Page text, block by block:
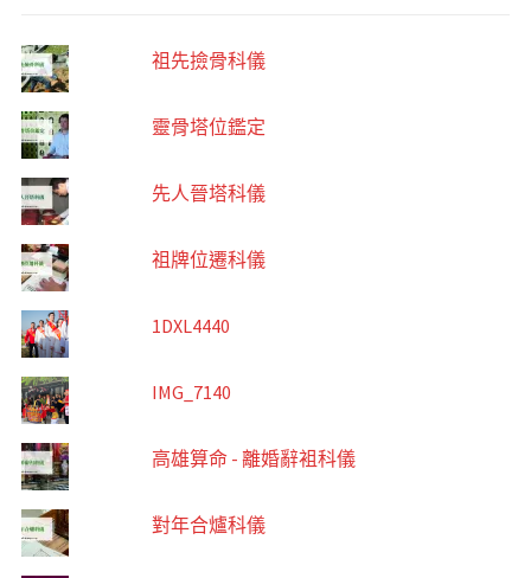
祖先撿骨科儀
靈骨塔位鑑定
先人晉塔科儀
祖牌位遷科儀
1DXL4440
IMG_7140
高雄算命 - 離婚辭袓科儀
對年合爐科儀